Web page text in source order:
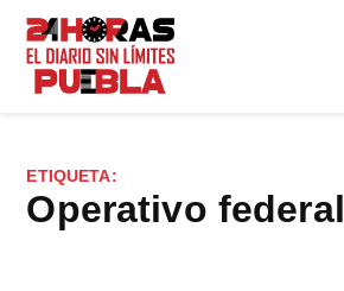
Saltar
contenido
ETIQUETA:
operativo federal